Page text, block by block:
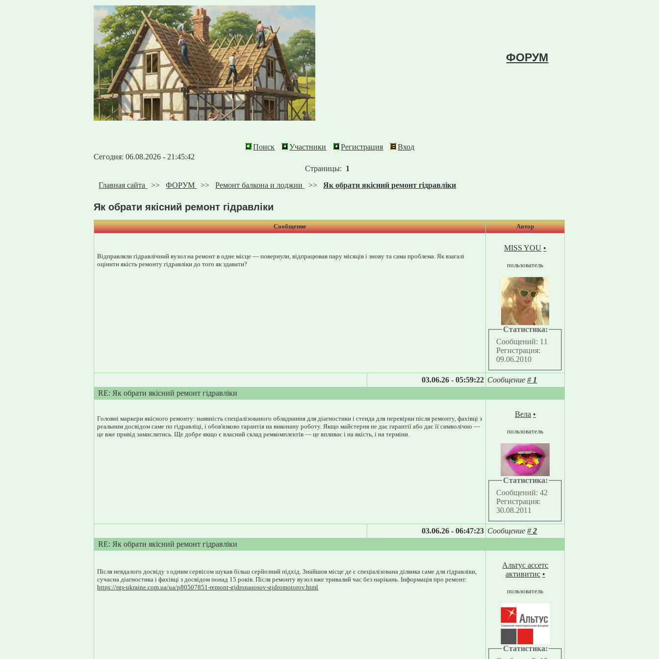
ФОРУМ
Поиск Участники Регистрация
Вход
Сегодня: 06.08.2026 - 21:45:42
Страницы: 1
Главная сайта
>>ФОРУМ >>Ремонт балкона и лоджии >> Як обрати якісний ремонт гідравліки
Як обрати якісний ремонт гідравліки
Сообщение Автор
Відправляли гідравлічний вузол на ремонт в одне місце — повернули, відпрацював пару місяців і знову та сама проблема. Як взагалі
оцінити якість ремонту гідравліки до того як здавати?
MISS YOU •
пользователь
Статистика:
Сообщений: 11
Регистрация:
09.06.2010
03.06.26 - 05:59:22 Сообщение# 1
RE: Як обрати якісний ремонт гідравліки
Головні маркери якісного ремонту: наявність спеціалізованого обладнання для діагностики і стенда для перевірки після ремонту, фахівці з
реальним досвідом саме по гідравліці, і обов'язково гарантія на виконану роботу. Якщо майстерня не дає гарантії або дає її символічно —
це вже привід замислитись. Ще добре якщо є власний склад ремкомплектів — це впливає і на якість, і на терміни.
Вела •
пользователь
Статистика:
Сообщений: 42
Регистрация:
30.08.2011
03.06.26 - 06:47:23 Сообщение#2
RE: Як обрати якісний ремонт гідравліки
Після невдалого досвіду з одним сервісом шукав більш серйозний підхід. Знайшов місце де є спеціалізована ділянка саме для гідравліки,
сучасна діагностика і фахівці з досвідом понад 15 років. Після ремонту вузол вже тривалий час без нарікань. Інформація про ремонт:
https://rgs-ukraine.com.ua/ua/p80507851-remont-gidronasosov-gidromotorov.html
Альтус ассетс
активитис •
пользователь
Статистика: